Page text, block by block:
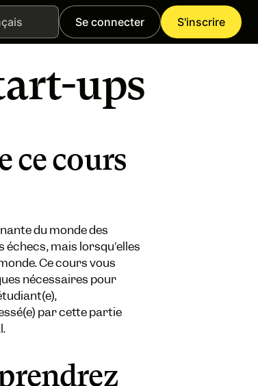
Se connecter S'inscrire
ups
ce cours
du monde des
échecs, mais lorsqu'elles
Ce cours vous
nécessaires pour
par cette partie